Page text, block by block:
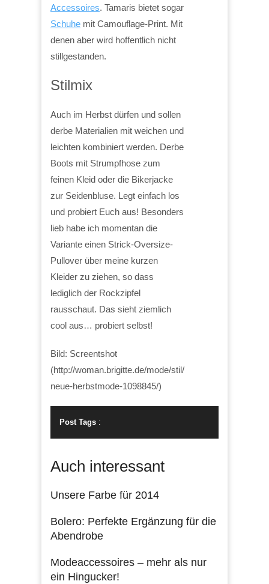
Accessoires. Tamaris bietet sogar
Schuhe mit Camouflage-Print. Mit
denen aber wird hoffentlich nicht
stillgestanden.
Stilmix
Auch im Herbst dürfen und sollen
derbe Materialien mit weichen und
leichten kombiniert werden. Derbe
Boots mit Strumpfhose zum
feinen Kleid oder die Bikerjacke
zur Seidenbluse. Legt einfach los
und probiert Euch aus! Besonders
lieb habe ich momentan die
Variante einen Strick-Oversize-
Pullover über meine kurzen
Kleider zu ziehen, so dass
lediglich der Rockzipfel
rausschaut. Das sieht ziemlich
cool aus… probiert selbst!
Bild: Screentshot
(http://woman.brigitte.de/mode/stil/
neue-herbstmode-1098845/)
Post Tags :
Auch interessant
Unsere Farbe für 2014
Bolero: Perfekte Ergänzung für die
Abendrobe
Modeaccessoires – mehr als nur
ein Hingucker!